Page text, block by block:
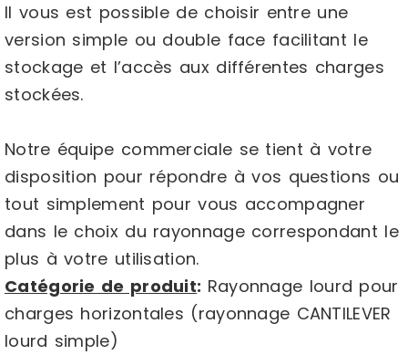
Il vous est possible de choisir entre une
version simple ou double face facilitant le
stockage et l’accès aux différentes charges
stockées.
Notre équipe commerciale se tient à votre
disposition pour répondre à vos questions ou
tout simplement pour vous accompagner
dans le choix du rayonnage correspondant le
plus à votre utilisation.
Catégorie de produit: Rayonnage lourd pour
charges horizontales (rayonnage CANTILEVER
lourd simple)